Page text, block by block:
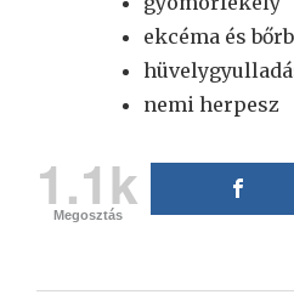
ekcéma és
nemi herpesz
1.1k
Megosztás